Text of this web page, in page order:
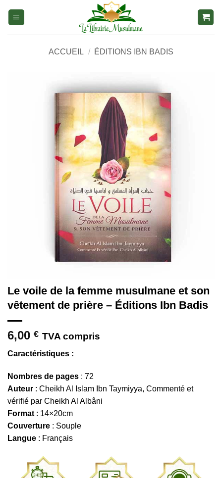
ACCUEIL / ÉDITIONS IBN BADIS
Le voile de la femme musulmane et son
vêtement de prière – Éditions Ibn Badis
6,00 € TVA compris
Caractéristiques :
Nombres de pages : 72
Auteur : Cheikh Al Islam Ibn Taymiyya, Commenté et
vérifié par Cheikh Al Albâni
Format : 14×20cm
Couverture : Souple
Langue : Français